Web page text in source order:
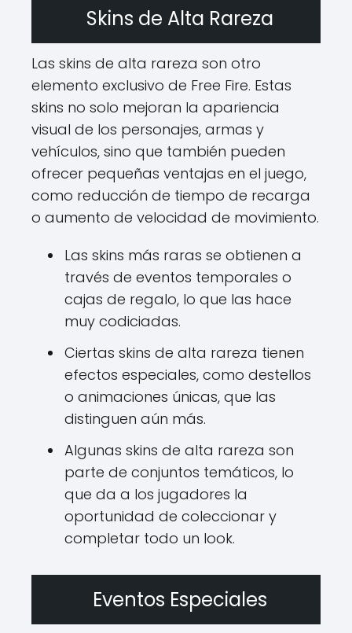
Skins de Alta Rareza
Las skins de alta rareza son otro
elemento exclusivo de Free Fire. Estas
skins no solo mejoran la apariencia
visual de los personajes, armas y
vehículos, sino que también pueden
ofrecer pequeñas ventajas en el juego,
como reducción de tiempo de recarga
o aumento de velocidad de movimiento.
Las skins más raras se obtienen a
través de eventos temporales o
cajas de regalo, lo que las hace
muy codiciadas.
Ciertas skins de alta rareza tienen
efectos especiales, como destellos
o animaciones únicas, que las
distinguen aún más.
Algunas skins de alta rareza son
parte de conjuntos temáticos, lo
que da a los jugadores la
oportunidad de coleccionar y
completar todo un look.
Eventos Especiales